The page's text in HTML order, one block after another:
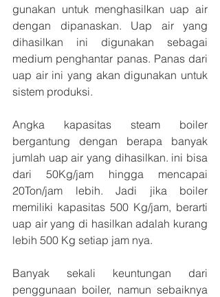
gunakan untuk menghasilkan uap air
dengan dipanaskan. Uap air yang
dihasilkan ini digunakan sebagai
medium penghantar panas. Panas dari
uap air ini yang akan digunakan untuk
sistem produksi.
Angka kapasitas steam boiler
bergantung dengan berapa banyak
jumlah uap air yang dihasilkan. ini bisa
dari 50Kg/jam hingga mencapai
20Ton/jam lebih. Jadi jika boiler
memiliki kapasitas 500 Kg/jam, berarti
uap air yang di hasilkan adalah kurang
lebih 500 Kg setiap jam nya.
Banyak sekali keuntungan dari
penggunaan boiler, namun sebaiknya